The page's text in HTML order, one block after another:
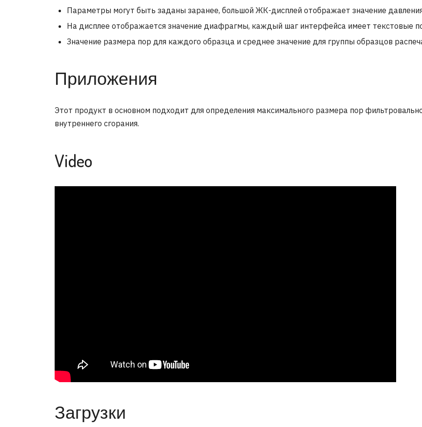
Параметры могут быть заданы заранее, большой ЖК-дисплей отображает значение
На дисплее отображается значение диафрагмы, каждый шаг интерфейса имеет текстовые
Значение размера пор для каждого образца и среднее значение для группы образцов
Приложения
Этот продукт в основном подходит для определения максимального размера пор
внутреннего сгорания.
Video
Загрузки